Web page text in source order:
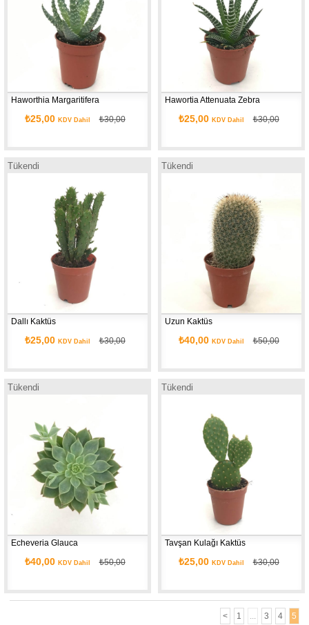
Haworthia Margaritifera
₺25,00 KDV Dahil ₺30,00
Hawortia Attenuata Zebra
₺25,00 KDV Dahil ₺30,00
Tükendi
Dallı Kaktüs
₺25,00 KDV Dahil ₺30,00
Tükendi
Uzun Kaktüs
₺40,00 KDV Dahil ₺50,00
Tükendi
Echeveria Glauca
₺40,00 KDV Dahil ₺50,00
Tükendi
Tavşan Kulağı Kaktüs
₺25,00 KDV Dahil ₺30,00
< 1 3 4 5